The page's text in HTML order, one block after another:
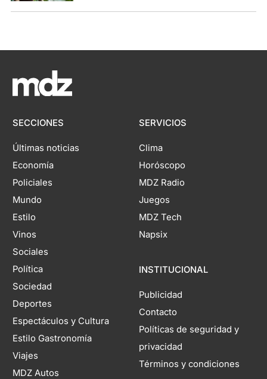
SECCIONES
Últimas noticias
Economía
Policiales
Mundo
Estilo
Vinos
Sociales
Política
Sociedad
Deportes
Espectáculos y Cultura
Estilo Gastronomía
Viajes
MDZ Autos
SERVICIOS
Clima
Horóscopo
MDZ Radio
Juegos
MDZ Tech
Napsix
INSTITUCIONAL
Publicidad
Contacto
Políticas de seguridad y
privacidad
Términos y condiciones